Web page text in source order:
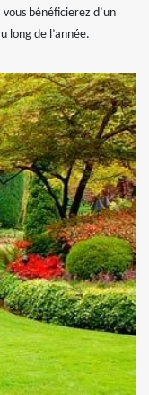
bénéficierez d’un
long de l’année.